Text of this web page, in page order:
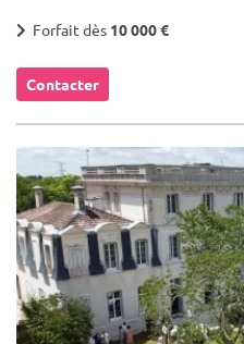
Forfait dès 10 000 €
Contacter